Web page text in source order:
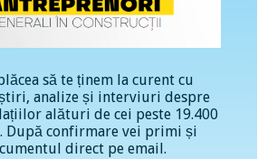
să te ținem la curent cu
analize și interviuri despre
alături de cei peste 19.400
După confirmare vei primi și
direct pe email.